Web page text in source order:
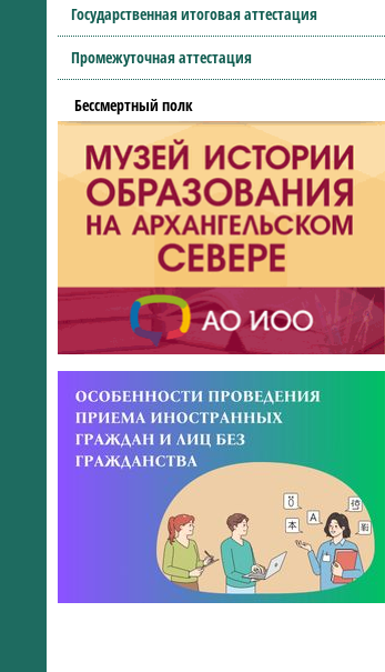
Государственная итоговая аттестация
Промежуточная аттестация
Бессмертный полк